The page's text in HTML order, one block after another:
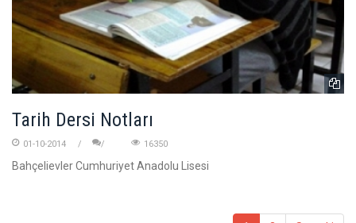
Tarih Dersi Notları
01-10-2014 16350
Bahçelievler Cumhuriyet Anadolu Lisesi